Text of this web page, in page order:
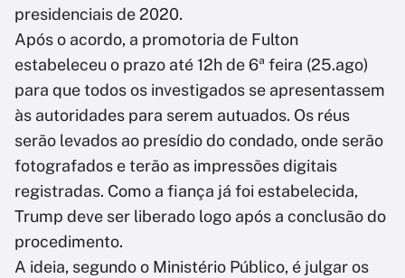
presidenciais de 2020.
Após o acordo, a promotoria de Fulton
estabeleceu o prazo até 12h de 6ª feira (25.ago)
para que todos os investigados se apresentassem
às autoridades para serem autuados. Os réus
serão levados ao presídio do condado, onde serão
fotografados e terão as impressões digitais
registradas. Como a fiança já foi estabelecida,
Trump deve ser liberado logo após a conclusão do
procedimento.
A ideia, segundo o Ministério Público, é julgar os